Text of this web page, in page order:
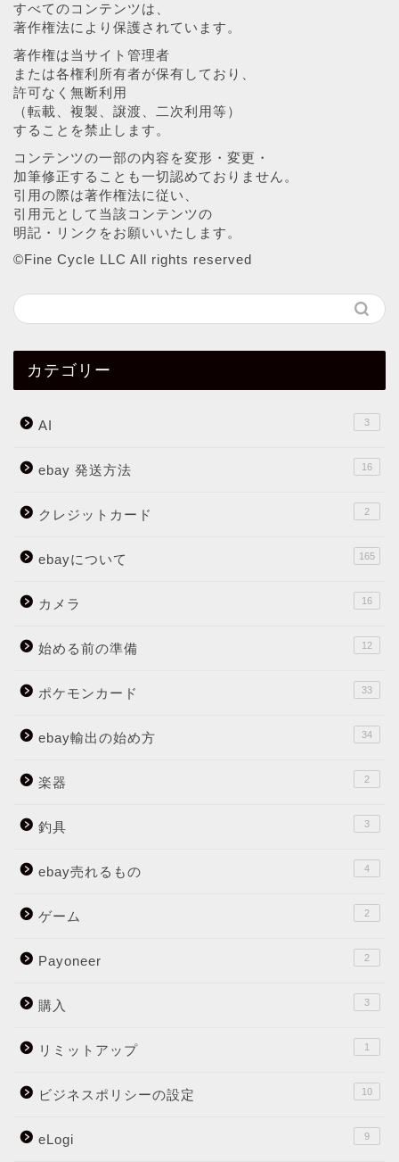
すべてのコンテンツは、
著作権法により保護されています。
著作権は当サイト管理者
または各権利所有者が保有しており、
許可なく無断利用
（転載、複製、譲渡、二次利用等）
することを禁止します。
コンテンツの一部の内容を変形・変更・
加筆修正することも一切認めておりません。
引用の際は著作権法に従い、
引用元として当該コンテンツの
明記・リンクをお願いいたします。
©︎Fine Cycle LLC All rights reserved
カテゴリー
AI 3
ebay 発送方法 16
クレジットカード 2
ebayについて 165
カメラ 16
始める前の準備 12
ポケモンカード 33
ebay輸出の始め方 34
楽器 2
釣具 3
ebay売れるもの 4
ゲーム 2
Payoneer 2
購入 3
リミットアップ 1
ビジネスポリシーの設定 10
eLogi 9